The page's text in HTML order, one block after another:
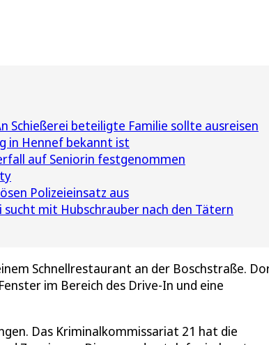
Schießerei beteiligte Familie sollte ausreisen
in Hennef bekannt ist
auf Seniorin festgenommen
Polizeieinsatz aus
mit Hubschrauber nach den Tätern
Schnellrestaurant an der Boschstraße.
im Bereich des Drive-In und eine
Das Kriminalkommissariat 21 hat die